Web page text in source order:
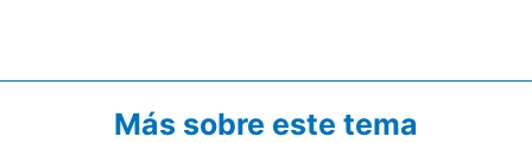
Más sobre este tema